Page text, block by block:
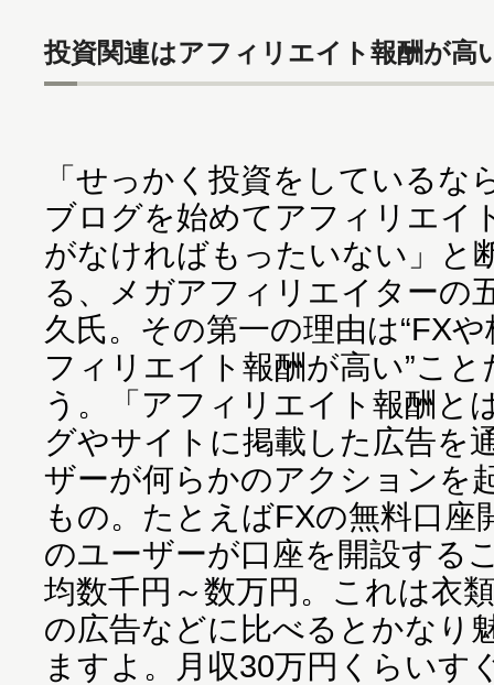
投資関連はアフィリエイト報酬が高
「せっかく投資をしているな
ブログを始めてアフィリエイ
がなければもったいない」と
る、メガアフィリエイターの
久氏。その第一の理由は“FX
フィリエイト報酬が高い”こと
う。「アフィリエイト報酬と
グやサイトに掲載した広告を
ザーが何らかのアクションを
もの。たとえばFXの無料口座
のユーザーが口座を開設する
均数千円～数万円。これは衣
の広告などに比べるとかなり
ますよ。月収30万円くらいす